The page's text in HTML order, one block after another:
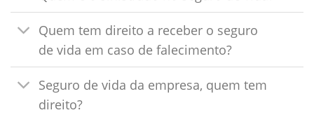
Quem tem direito a receber o seguro
de vida em caso de falecimento?
Seguro de vida da empresa, quem tem
direito?